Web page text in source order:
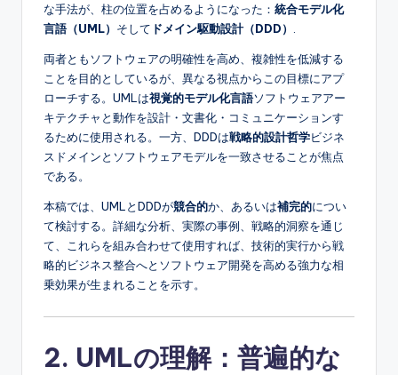
w
&
D
it
な手法が、柱の位置を占めるようになった： 統合モデル化
言語（UML） そして ドメイン駆動設計（DDD）
両者ともソフトウェアの明確性を高め、複雑性を低減する
ことを目的としているが、異なる視点からこの目標にアプ
ローチする。UMLは視覚的モデル化言語ソフトウェアアー
キテクチャと動作を設計・文書化・コミュニケーションす
るために使用される。一方、DDDは戦略的設計哲学ビジネ
スドメインとソフトウェアモデルを一致させることが焦点
である。
本稿では、UMLとDDDが競合的か、あるいは補完的につい
て検討する。詳細な分析、実際の事例、戦略的洞察を通じ
て、これらを組み合わせて使用すれば、技術的実行から戦
略的ビジネス整合へとソフトウェア開発を高める強力な相
乗効果が生まれることを示す。
2. UMLの理解：普遍的な